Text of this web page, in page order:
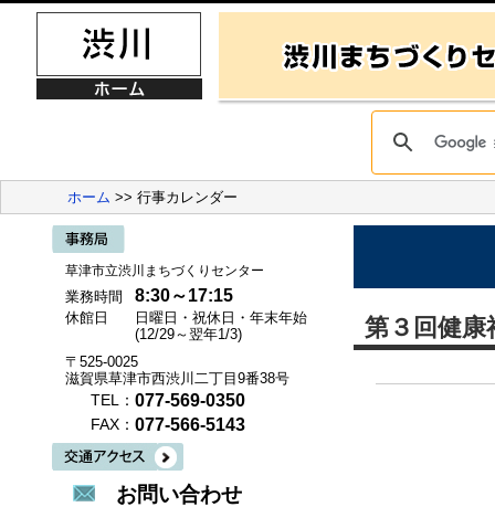
ホーム >> 行事カレンダー
草津市立渋川まちづくりセンター
業務時間 8:30～17:15
休館日
日曜日・祝休日・年末年始
(12/29～翌年1/3)
〒525-0025
滋賀県草津市西渋川二丁目9番38号
TEL： 077-569-0350
FAX： 077-566-5143
お問い合わせ
第３回健康